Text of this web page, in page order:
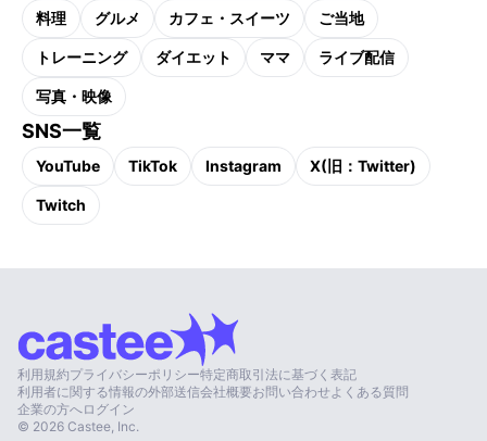
料理 グルメ カフェ・スイーツ ご当地
トレーニング ダイエット ママ ライブ配信
写真・映像
SNS一覧
YouTube TikTok Instagram X(旧：Twitter)
Twitch
利用規約プライバシーポリシー特定商取引法に基づく表記
利用者に関する情報の外部送信会社概要お問い合わせ よくある質問
企業の方へログイン
© 2026 Castee, Inc.